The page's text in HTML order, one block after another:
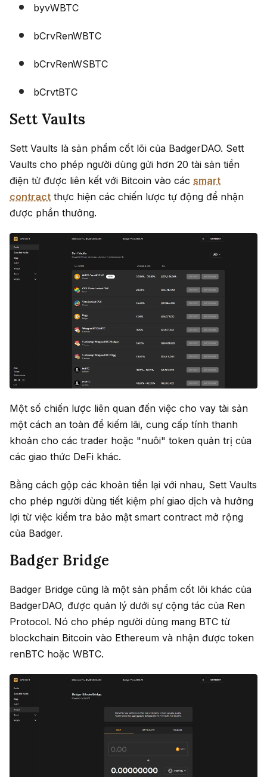
byvWBTC
bCrvRenWBTC
bCrvRenWSBTC
bCrvtBTC
Sett Vaults
Sett Vaults là sản phẩm cốt lõi của BadgerDAO. Sett
Vaults cho phép người dùng gửi hơn 20 tài sản tiền
điện tử được liên kết với Bitcoin vào các smart
contract thực hiện các chiến lược tự động để nhận
được phần thưởng.
Một số chiến lược liên quan đến việc cho vay tài sản
một cách an toàn để kiếm lãi, cung cấp tính thanh
khoản cho các trader hoặc "nuôi" token quản trị của
các giao thức DeFi khác.
Bằng cách gộp các khoản tiền lại với nhau, Sett Vaults
cho phép người dùng tiết kiệm phí giao dịch và hưởng
lợi từ việc kiểm tra bảo mật smart contract mở rộng
của Badger.
Badger Bridge
Badger Bridge cũng là một sản phẩm cốt lõi khác của
BadgerDAO, được quản lý dưới sự cộng tác của Ren
Protocol. Nó cho phép người dùng mang BTC từ
blockchain Bitcoin vào Ethereum và nhận được token
renBTC hoặc WBTC.